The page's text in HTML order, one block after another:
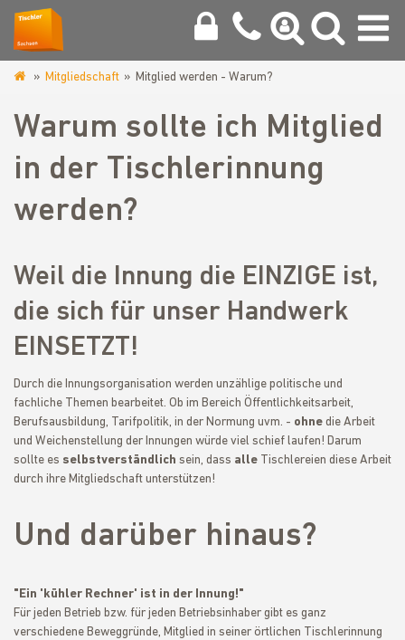
zwickau.de
Mitgliedschaft Mitglied werden - Warum?
Warum sollte ich Mitglied
in der Tischlerinnung
werden?
Weil die Innung die EINZIGE ist,
die sich für unser Handwerk
EINSETZT!
Durch die Innungsorganisation werden unzählige politische und
fachliche Themen bearbeitet. Ob im Bereich Öffentlichkeitsarbeit,
Berufsausbildung, Tarifpolitik, in der Normung uvm. - ohne die Arbeit
und Weichenstellung der Innungen würde viel schief laufen! Darum
sollte es selbstverständlich sein, dass alle Tischlereien diese Arbeit
durch ihre Mitgliedschaft unterstützen!
Und darüber hinaus?
"Ein 'kühler Rechner' ist in der Innung!"
Für jeden Betrieb bzw. für jeden Betriebsinhaber gibt es ganz
verschiedene Beweggründe, Mitglied in seiner örtlichen Tischlerinnung